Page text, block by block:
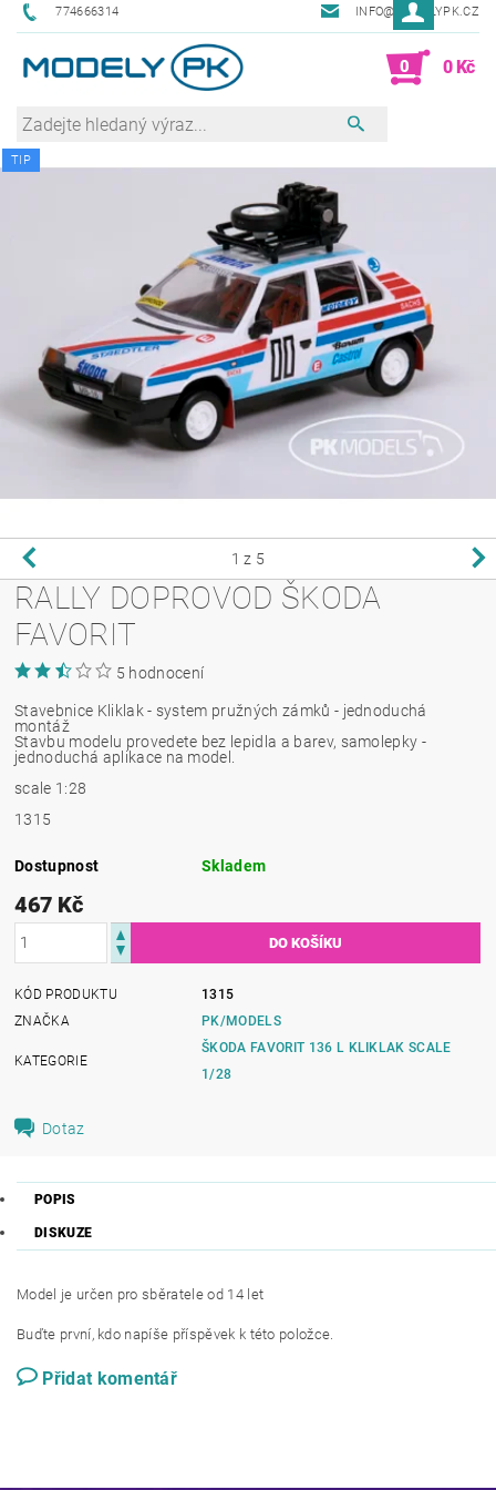
774666314 INFO@MODELYPK.CZ
0 0 Kč
TIP
1 z 5
RALLY DOPROVOD ŠKODA
FAVORIT
5 hodnocení
Stavebnice Kliklak - system pružných zámků - jednoduchá
montáž
Stavbu modelu provedete bez lepidla a barev, samolepky -
jednoduchá aplikace na model.
scale 1:28
1315
Dostupnost Skladem
467 Kč
KÓD PRODUKTU
1315
ZNAČKA
PK/MODELS
KATEGORIE
ŠKODA FAVORIT 136 L KLIKLAK SCALE
1/28
Dotaz
POPIS
DISKUZE
Model je určen pro sběratele od 14 let
Buďte první, kdo napíše příspěvek k této položce.
Přidat komentář